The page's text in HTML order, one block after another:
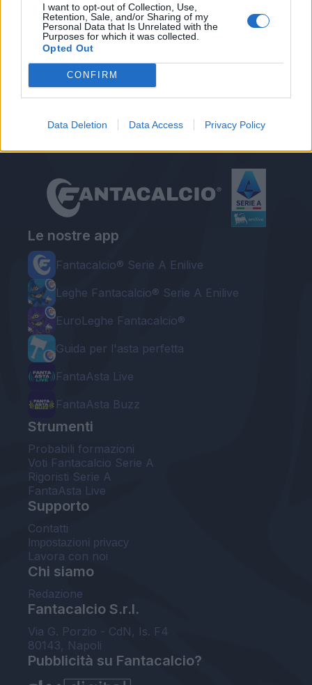
I want to opt-out of Collection, Use,
Retention, Sale, and/or Sharing of my
Personal Data that Is Unrelated with the
Purposes for which it was collected.
Opted Out
CONFIRM
Data Deletion Data Access Privacy Policy
Autore
Redazione Fantacalcio.it
Le nostre app
Fantacalcio® Serie A Enilive
Leghe Fantacalcio® Serie A Enilive
EuroLeghe Fantacalcio®
Guida per l'asta perfetta
FantaAsta Live
FantaAsta Buzz
Strumenti
Probabili formazioni
Voti Fantacalcio Serie A
Rigoristi Serie A
FantaAsta Live
Supporto
Contatti
Impostazioni privacy
Lavora con noi
Chi siamo
Redazione
Fantacalcio S.r.l.
Via G. Porzio - CdN, Is. F4
80143, Napoli
Pubblicità su Fantacalcio?